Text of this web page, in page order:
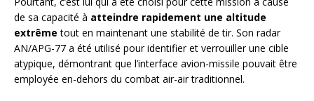
de sa capacité à atteindre rapidement une altitude
extrême tout en maintenant une stabilité de tir. Son radar
AN/APG-77 a été utilisé pour identifier et verrouiller une cible
atypique, démontrant que l’interface avion-missile pouvait être
employée en-dehors du combat air-air traditionnel.